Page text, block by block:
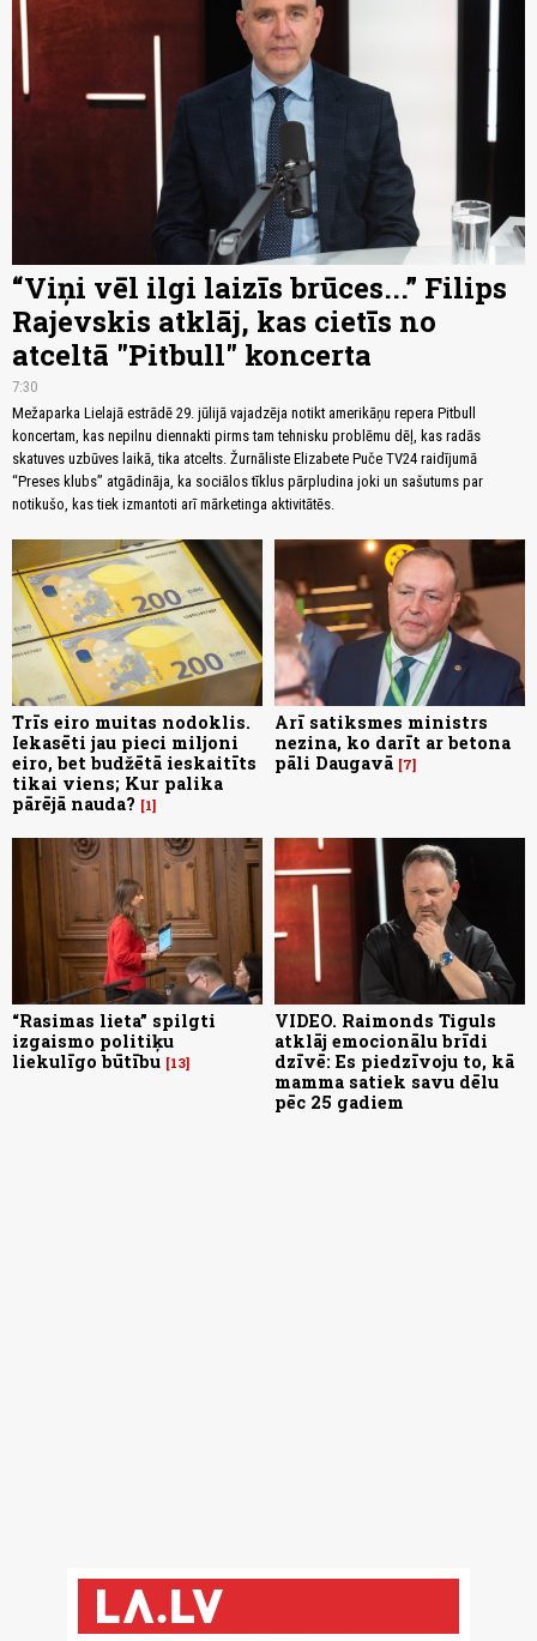
“Viņi vēl ilgi laizīs brūces...” Filips
Rajevskis atklāj, kas cietīs no
atceltā "Pitbull" koncerta
7:30
Mežaparka Lielajā estrādē 29. jūlijā vajadzēja notikt amerikāņu repera Pitbull
koncertam, kas nepilnu diennakti pirms tam tehnisku problēmu dēļ, kas radās
skatuves uzbūves laikā, tika atcelts. Žurnāliste Elizabete Puče TV24 raidījumā
“Preses klubs” atgādināja, ka sociālos tīklus pārpludina joki un sašutums par
notikušo, kas tiek izmantoti arī mārketinga aktivitātēs.
Trīs eiro muitas nodoklis.
Iekasēti jau pieci miljoni
eiro, bet budžētā ieskaitīts
tikai viens; Kur palika
pārējā nauda?
1
Arī satiksmes ministrs
nezina, ko darīt ar betona
pāli Daugavā 7
“Rasimas lieta” spilgti
izgaismo politiķu
liekulīgo būtību 13
VIDEO. Raimonds Tiguls
atklāj emocionālu brīdi
dzīvē: Es piedzīvoju to, kā
mamma satiek savu dēlu
pēc 25 gadiem